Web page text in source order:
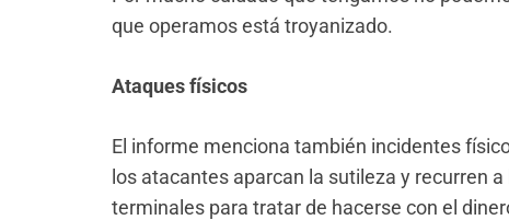
que operamos está troyanizado.
Ataques físicos
El informe menciona también incidentes
los atacantes aparcan la sutileza y recurren
terminales para tratar de hacerse con el